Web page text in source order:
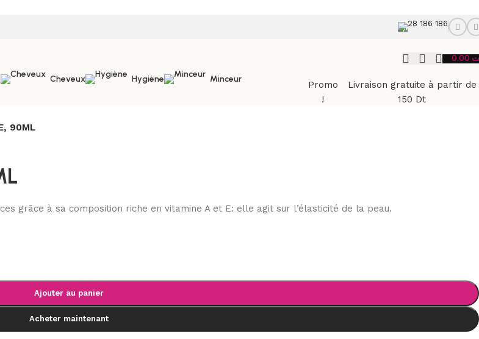
28 186 186
Cheveux Hygiène Minceur
Promo
!
Livraison gratuite à partir de
150 Dt
90ML
grâce à sa composition riche en vitamine A et E: elle agit sur l’élasticité de la peau.
Ajouter au panier
Acheter maintenant